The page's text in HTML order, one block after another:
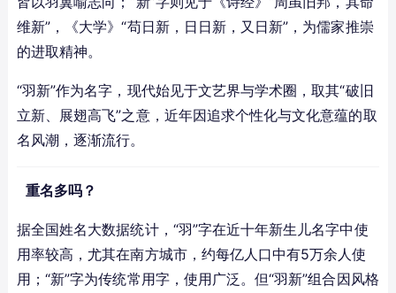
维新”，《大学》“苟日新，日日新，又日新”，为儒家推崇
的进取精神。
“羽新”作为名字，现代始见于文艺界与学术圈，取其“破旧
立新、展翅高飞”之意，近年因追求个性化与文化意蕴的取
名风潮，逐渐流行。
重名多吗？
据全国姓名大数据统计，“羽”字在近十年新生儿名字中使
用率较高，尤其在南方城市，约每亿人口中有5万余人使
用；“新”字为传统常用字，使用广泛。但“羽新”组合因风格